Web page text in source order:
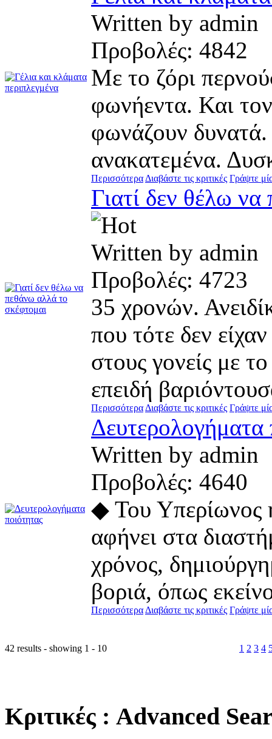
Written by
Προβολές:
Με το ζόρι
φωνήεντα. Και
φωνάζουν
ανακατεμένα.
ΠερισσότεραΔιαβάστε τις κριτικές Γράψτε
Γιατί δεν θέλω
Written by
Προβολές:
35 χρονών.
που τότε δεν
στους γονείς με
επειδή
ΠερισσότεραΔιαβάστε τις κριτικές Γράψτε
Δευτερολογήματα
Written by
Προβολές:
◆ Του Υπερίωνος
αφήνει στα
χρόνος,
βοριά, όπως
ΠερισσότεραΔιαβάστε τις κριτικές Γράψτε
42 results - showing 1 - 10 1 2 3 4
Κριτικές : Advanced